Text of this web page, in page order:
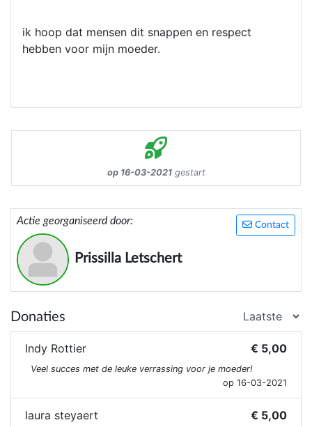
ik hoop dat mensen dit snappen en respect
hebben voor mijn moeder.
op 16-03-2021gestart
Contact
Actie georganiseerd door:
Prissilla Letschert
Donaties
Indy Rottier € 5,00
Veel succes met de leuke verrassing voor je moeder!
op 16-03-2021
laura steyaert € 5,00